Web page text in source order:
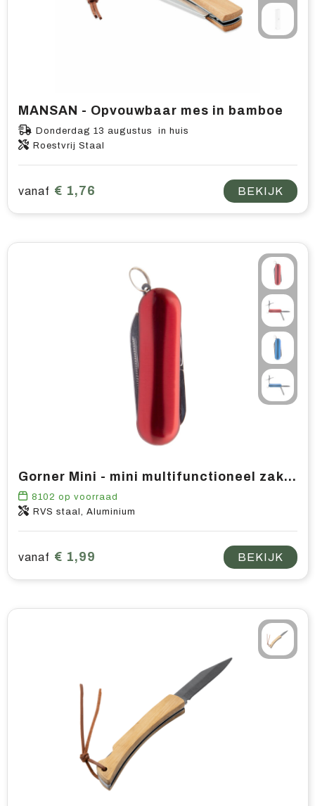
MANSAN - Opvouwbaar mes in bamboe
Donderdag 13 augustus in huis
Roestvrij Staal
vanaf € 1,76 BEKIJK
Gorner Mini - mini multifunctioneel zakmes
8102 op voorraad
RVS staal, Aluminium
vanaf € 1,99 BEKIJK